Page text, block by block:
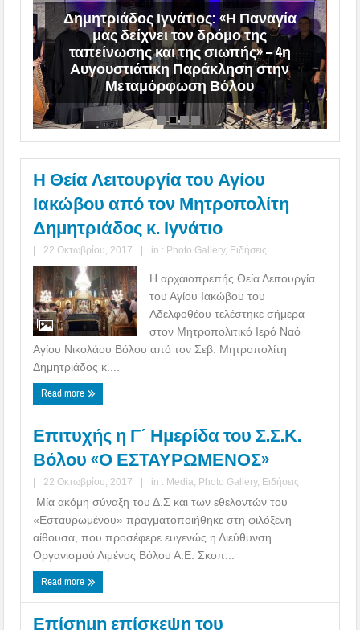
Δημητριάδος Ιγνάτιος: «Η Παναγία
μας δείχνει τον δρόμο της
ταπείνωσης και της σιωπής» – 4η
Αυγουστιάτικη Παράκληση στην
Μεταμόρφωση Βόλου
Η Θεία Λειτουργία του Αγίου
Ιακώβου από τον Μητροπολίτη
Δημητριάδος κ. Ιγνάτιο
| 22 Οκτωβρίου, 2017 | in : Photo Gallery, Ειδήσεις
Η αρχαιοπρεπής Θεία Λειτουργία
του Αγίου Ιακώβου του
Αδελφοθέου τελέστηκε σήμερα
στον Μητροπολιτικό Ιερό Ναό
Αγίου Νικολάου Βόλου από τον Σεβ. Μητροπολίτη
Δημητριάδος κ....
Read more
Επιτυχής η Γ΄ Ημερίδα του Σ.Σ.Κ.
Βόλου «Ο ΕΣΤΑΥΡΩΜΕΝΟΣ»
| 22 Οκτωβρίου, 2017 | in : Media Photo Gallery, Ειδήσεις
Μία ακόμη σύναξη του Δ.Σ και των εθελοντών του
«Εσταυρωμένου» πραγματοποιήθηκε στη φιλόξενη
αίθουσα, που προσέφερε ευγενώς η Διεύθυνση
Οργανισμού Λιμένος Βόλου Α.Ε. Σκοπ...
Read more
Επίσημη επίσκεψη του